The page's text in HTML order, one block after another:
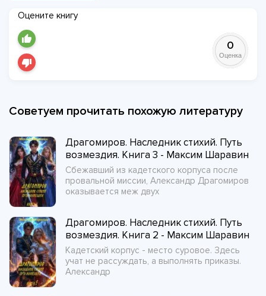
Оцените книгу
0
Оценка
Советуем прочитать похожую литературу
Драгомиров. Наследник стихий. Путь
возмездия. Книга 3 - Максим Шаравин
Сбежавший из кадетского корпуса после
провальной миссии, Александр Драгомиров
оказывается меж двух
Драгомиров. Наследник стихий. Путь
возмездия. Книга 2 - Максим Шаравин
Кадетский корпус - место суровое. Здесь
учат не рассуждать, а выполнять приказы.
Александр